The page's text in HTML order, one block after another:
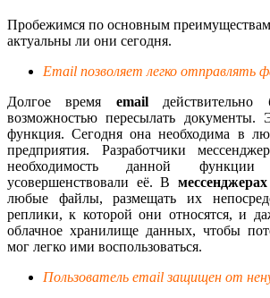
Пробежимся по основным преимуществам
актуальны ли они сегодня.
Email позволяет легко отправлять
Долгое время emailдействительно
возможностью пересылать документы.
функция. Сегодня она необходима в
предприятия. Разработчики
необходимость данной
усовершенствовали её. В мессенджерах
любые файлы, размещать их
реплики, к которой они относятся, и
облачное хранилище данных, чтобы
мог легко ими воспользоваться.
Пользователь email защищен от